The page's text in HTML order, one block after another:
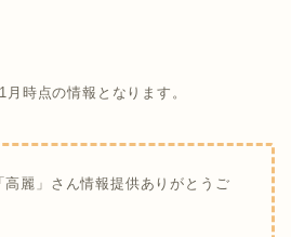
時点の情報となります。
高麗」さん情報提供ありがとうご